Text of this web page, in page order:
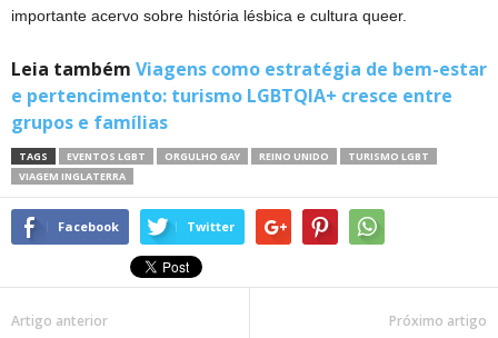
importante acervo sobre história lésbica e cultura queer.
Leia também Viagens como estratégia de bem-estar
e pertencimento: turismo LGBTQIA+ cresce entre
grupos e famílias
TAGS EVENTOS LGBT ORGULHO GAY REINO UNIDO
TURISMO LGBT
VIAGEM INGLATERRA
Facebook Twitter
Artigo anterior Próximo artigo